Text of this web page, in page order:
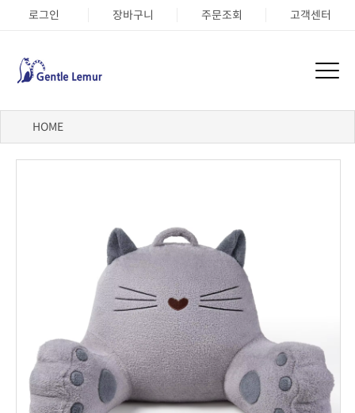
로그인 장바구니 주문조회 고객센터
HOME